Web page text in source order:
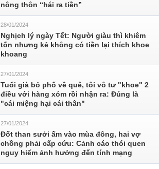
nông thôn “hái ra tiền”
28/01/2024
Nghịch lý ngày Tết: Người giàu thì khiêm
tốn nhưng kẻ không có tiền lại thích khoe
khoang
27/01/2024
Tuổi già bỏ phố về quê, tôi vô tư "khoe" 2
điều với hàng xóm rồi nhận ra: Đúng là
"cái miệng hại cái thân"
27/01/2024
Đốt than sưởi ấm vào mùa đông, hai vợ
chồng phải cấp cứu: Cảnh cáo thói quen
nguy hiểm ảnh hưởng đến tính mạng